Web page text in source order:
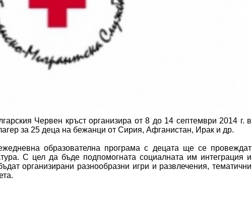
Червен кръст организира от 8 до 14 септември 2014 г. в
за 25 деца на бежанци от Сирия, Афганистан, Ирак и др.
образователна програмa с децата ще се провеждат
С цел да бъде подпомогнатa социалната им интеграция и
организирани разнообразни игри и развлечения, тематични